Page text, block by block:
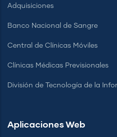
Adquisiciones
Banco Nacional de Sangre
Central de Clínicas Móviles
Clínicas Médicas Previsionales
División de Tecnología de la
Aplicaciones Web